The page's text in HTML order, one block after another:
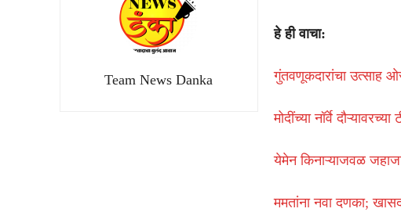
Team News Danka
हे ही वाचा:
गुंतवणूकदारांचा उत्साह
मोदींच्या नॉर्वे
येमेन किनाऱ्याजवळ
ममतांना नवा दणका;